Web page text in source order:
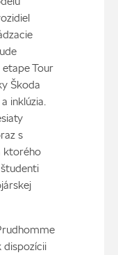
Tour
Škoda
inklúzia.
s
ktorého
dispozícii